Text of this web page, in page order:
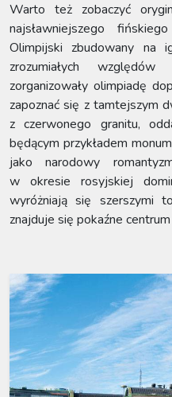
Warto też zobaczyć
najsławniejszego
Olimpijski zbudowany na
zrozumiałych
zorganizowały olimpiadę
zapoznać się z tamtejszym
z czerwonego granitu,
będącym przykładem
jako narodowy
w okresie rosyjskiej
wyróżniają się szerszymi
znajduje się pokaźne